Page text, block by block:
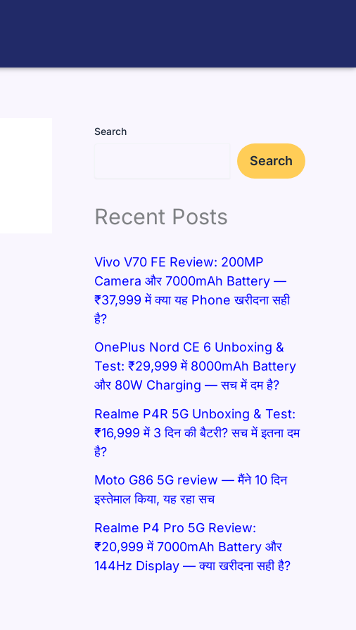
Search
Search
Recent Posts
Vivo V70 FE Review: 200MP
Camera और 7000mAh Battery —
₹37,999 में क्या यह Phone खरीदना सही
है?
OnePlus Nord CE 6 Unboxing &
Test: ₹29,999 में 8000mAh Battery
और 80W Charging — सच में दम है?
Realme P4R 5G Unboxing & Test:
₹16,999 में 3 दिन की बैटरी? सच में इतना दम
है?
Moto G86 5G review — मैंने 10 दिन
इस्तेमाल किया, यह रहा सच
Realme P4 Pro 5G Review:
₹20,999 में 7000mAh Battery और
144Hz Display — क्या खरीदना सही है?